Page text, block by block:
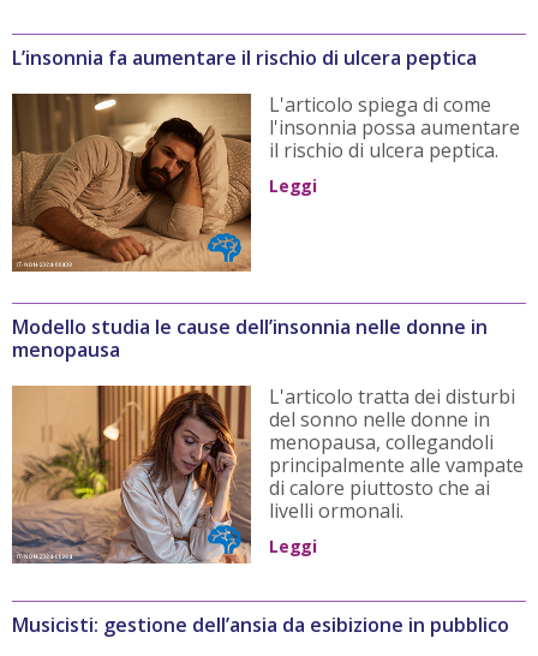
L’insonnia fa aumentare il rischio di ulcera peptica
L'articolo spiega di come
l'insonnia possa aumentare
il rischio di ulcera peptica.
Leggi
Modello studia le cause dell’insonnia nelle donne in
menopausa
L'articolo tratta dei disturbi
del sonno nelle donne in
menopausa, collegandoli
principalmente alle vampate
di calore piuttosto che ai
livelli ormonali.
Leggi
Musicisti: gestione dell’ansia da esibizione in pubblico